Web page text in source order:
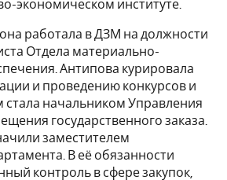
экономическом институте.
она работала в ДЗМ на должности
Отдела материально-
Антипова курировала
и проведению конкурсов и
стала начальником Управления
государственного заказа.
заместителем
В её обязанности
контроль в сфере закупок,